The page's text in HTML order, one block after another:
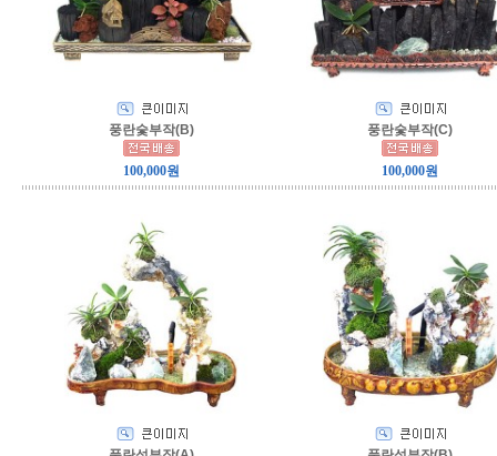
풍란숯부작(B)
100,000원
풍란숯부작(C)
100,000원